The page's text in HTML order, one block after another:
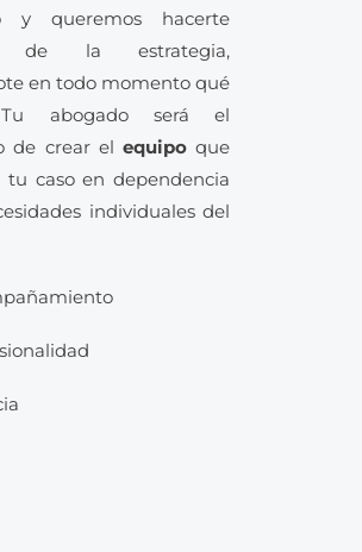
y queremos hacerte
de la estrategia,
en todo momento qué
Tu abogado será el
de crear elequipo que
tu caso en dependencia
individuales del